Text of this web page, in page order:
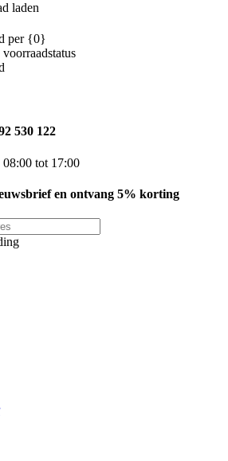
laden
per {0}
530 122
tot 17:00
en ontvang 5% korting